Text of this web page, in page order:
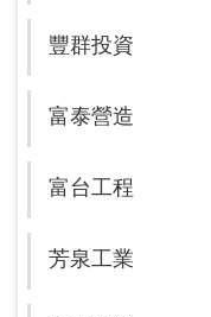
豐群投資
富泰營造
富台工程
芳泉工業